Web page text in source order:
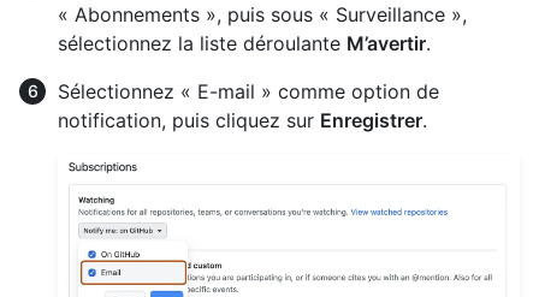
« Abonnements », puis sous « Surveillance »,
sélectionnez la liste déroulante M’avertir.
Sélectionnez « E-mail » comme option de
notification, puis cliquez sur Enregistrer.